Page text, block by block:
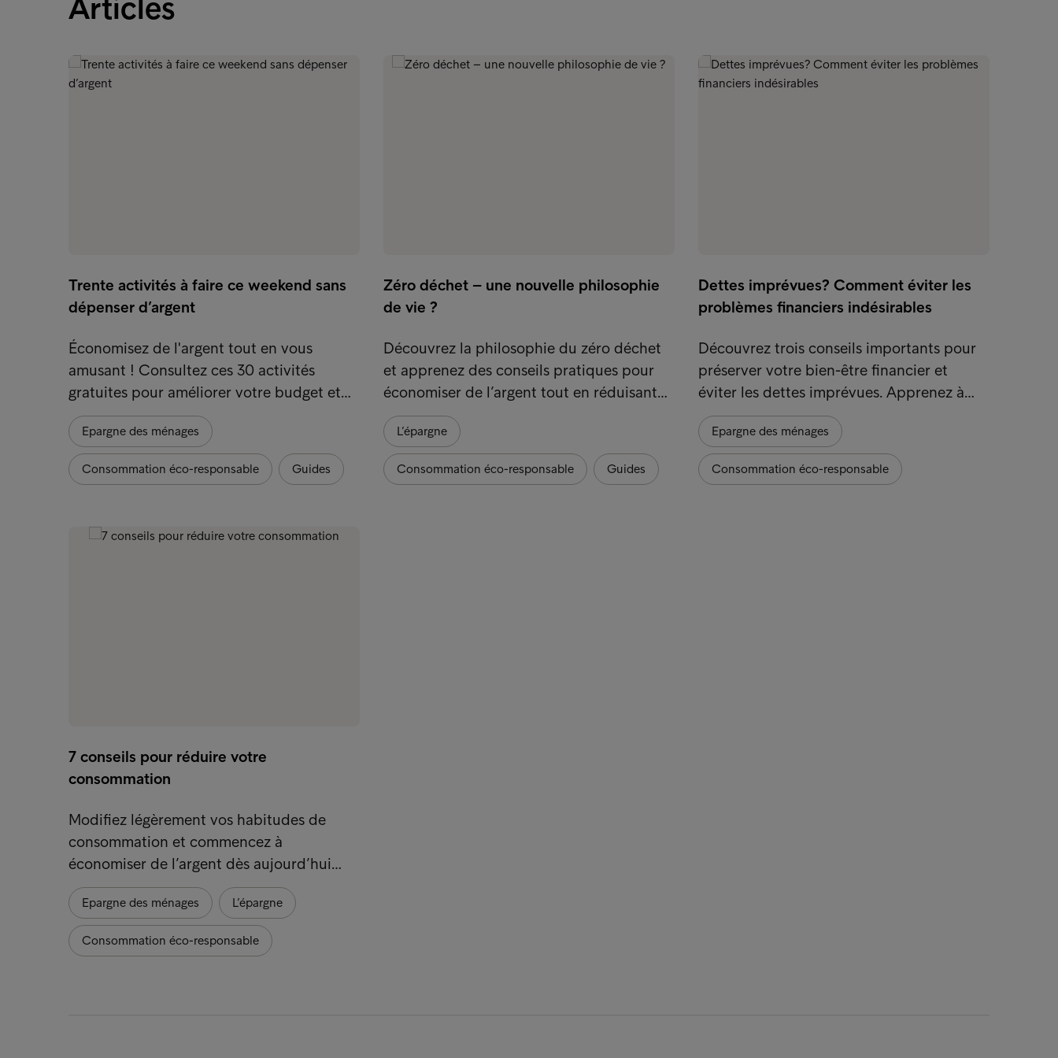
Articles
Trente activités à faire ce weekend sans
dépenser d’argent
Économisez de l'argent tout en vous
amusant ! Consultez ces 30 activités
gratuites pour améliorer votre budget et…
Epargne des ménages
Consommation éco-responsable Guides
Zéro déchet – une nouvelle philosophie
de vie ?
Découvrez la philosophie du zéro déchet
et apprenez des conseils pratiques pour
économiser de l’argent tout en réduisant…
L’épargne
Consommation éco-responsable Guides
Dettes imprévues? Comment éviter les
problèmes financiers indésirables
Découvrez trois conseils importants pour
préserver votre bien-être financier et
éviter les dettes imprévues. Apprenez à…
Epargne des ménages
Consommation éco-responsable
7 conseils pour réduire votre
consommation
Modifiez légèrement vos habitudes de
consommation et commencez à
économiser de l’argent dès aujourd’hui…
Epargne des ménages L’épargne
Consommation éco-responsable